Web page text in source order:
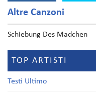
Altre Canzoni
Schiebung Des Madchen
TOP ARTISTI
Testi Ultimo